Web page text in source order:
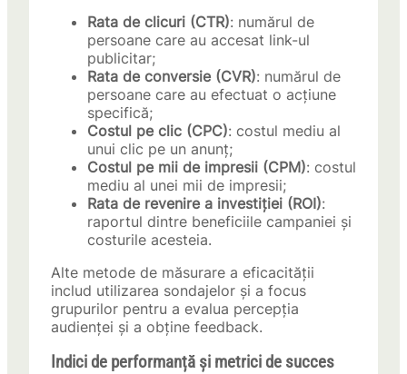
Rata de clicuri (CTR): numărul de
persoane care au accesat link-ul
publicitar;
Rata de conversie (CVR): numărul de
persoane care au efectuat o acțiune
specifică;
Costul pe clic (CPC): costul mediu al
unui clic pe un anunț;
Costul pe mii de impresii (CPM): costul
mediu al unei mii de impresii;
Rata de revenire a investiției (ROI):
raportul dintre beneficiile campaniei și
costurile acesteia.
Alte metode de măsurare a eficacității
includ utilizarea sondajelor și a focus
grupurilor pentru a evalua percepția
audienței și a obține feedback.
Indici de performanță și metrici de succes